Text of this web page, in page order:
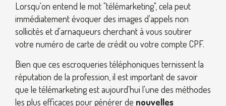
Lorsqu'on entend le mot "télémarketing", cela peut
immédiatement évoquer des images d'appels non
sollicités et d'arnaqueurs cherchant à vous soutirer
votre numéro de carte de crédit ou votre compte CPF.
Bien que ces escroqueries téléphoniques ternissent la
réputation de la profession, il est important de savoir
que le télémarketing est aujourd'hui l'une des méthodes
les plus efficaces pour générer de nouvelles